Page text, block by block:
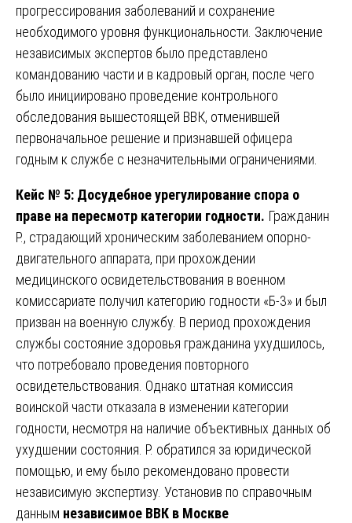
прогрессирования заболеваний и сохранение
необходимого уровня функциональности. Заключение
независимых экспертов было представлено
командованию части и в кадровый орган, после чего
было инициировано проведение контрольного
обследования вышестоящей ВВК, отменившей
первоначальное решение и признавшей офицера
годным к службе с незначительными ограничениями.
Кейс № 5: Досудебное урегулирование спора о
праве на пересмотр категории годности. Гражданин
Р., страдающий хроническим заболеванием опорно-
двигательного аппарата, при прохождении
медицинского освидетельствования в военном
комиссариате получил категорию годности «Б-3» и был
призван на военную службу. В период прохождения
службы состояние здоровья гражданина ухудшилось,
что потребовало проведения повторного
освидетельствования. Однако штатная комиссия
воинской части отказала в изменении категории
годности, несмотря на наличие объективных данных об
ухудшении состояния. Р. обратился за юридической
помощью, и ему было рекомендовано провести
независимую экспертизу. Установив по справочным
данным независимое ВВК в Москве